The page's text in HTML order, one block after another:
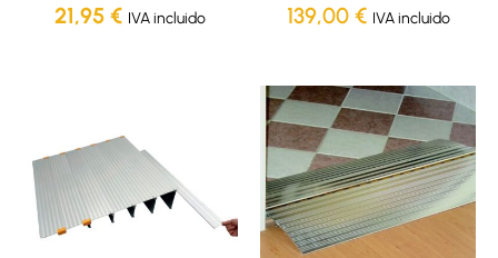
21,95 € IVA incluido 139,00 € IVA incluido